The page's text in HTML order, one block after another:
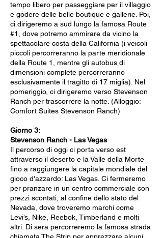
tempo libero per passeggiare per il villaggio
e godere delle belle boutique e gallerie. Poi,
ci dirigeremo a sud lungo la famosa Route
#1, dove potremo ammirare da vicino la
spettacolare costa della California (i veicoli
piccoli percorreranno la parte meridionale
della Route 1, mentre gli autobus di
dimensioni complete percorreranno
esclusivamente il tragitto di 17 miglia). Nel
pomeriggio, ci dirigeremo verso Stevenson
Ranch per trascorrere la notte. (Alloggio:
Comfort Suites Stevenson Ranch)
Giorno 3:
Stevenson Ranch - Las Vegas
Il percorso di oggi ci porta verso est
attraverso il deserto e la Valle della Morte
fino a raggiungere la capitale mondiale del
gioco d'azzardo: Las Vegas. Ci fermeremo
per pranzare in un centro commerciale con
prezzi scontati, al confine dello stato del
Nevada, dove troveremo marchi come
Levi’s, Nike, Reebok, Timberland e molti
altri. Di sera percorreremo la famosa strada